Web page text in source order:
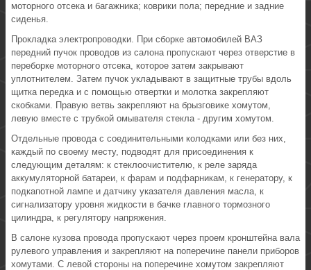
моторного отсека и багажника; коврики пола; передние и задние
сиденья.
Прокладка электропроводки. При сборке автомобилей ВАЗ
передний пучок проводов из салона пропускают через отверстие в
переборке моторного отсека, которое затем закрывают
уплотнителем. Затем пучок укладывают в защитные трубы вдоль
щитка передка и с помощью отвертки и молотка закрепляют
скобками. Правую ветвь закрепляют на брызговике хомутом,
левую вместе с трубкой омывателя стекла - другим хомутом.
Отдельные провода с соединительными колодками или без них,
каждый по своему месту, подводят для присоединения к
следующим деталям: к стеклоочистителю, к реле заряда
аккумуляторной батареи, к фарам и подфарникам, к генератору, к
подкапотной лампе и датчику указателя давления масла, к
сигнализатору уровня жидкости в бачке главного тормозного
цилиндра, к регулятору напряжения.
В салоне кузова провода пропускают через проем кронштейна вала
рулевого управления и закрепляют на поперечине панели приборов
хомутами. С левой стороны на поперечине хомутом закрепляют